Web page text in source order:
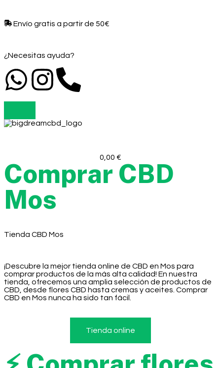
Envío gratis a partir de 50€​
¿Necesitas ayuda?
0,00 €
Comprar CBD
Mos
Tienda CBD Mos
¡Descubre la mejor tienda online de CBD en Mos para
comprar productos de la más alta calidad! En nuestra
tienda, ofrecemos una amplia selección de productos de
CBD, desde flores CBD hasta cremas y aceites. Comprar
CBD en Mos nunca ha sido tan fácil.
Tienda online